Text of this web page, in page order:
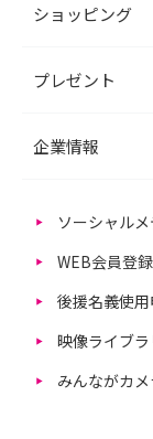
ショッピング
プレゼント
企業情報
ソーシャル
WEB会員登録
後援名義使
映像ライブラ
みんながカ